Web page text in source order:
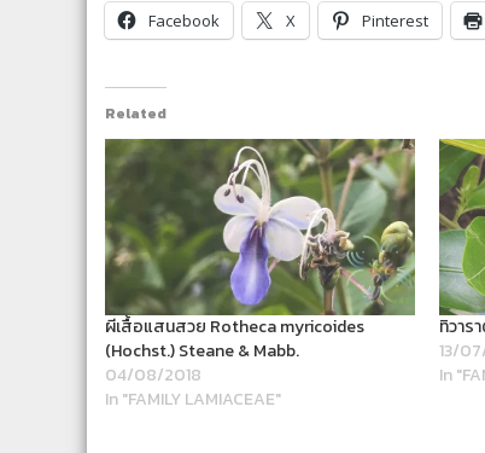
Facebook
X Pinterest
Related
ผีเสื้อแสนสวย Rotheca myricoides
(Hochst.) Steane & Mabb.
04/08/2018
In "FAMILY LAMIACEAE"
ทิวาร
13/
In